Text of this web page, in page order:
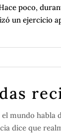
poco,
un ejercicio
mundo habla
dice que